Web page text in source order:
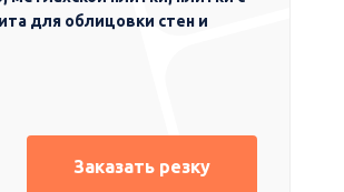
для облицовки стен и
Заказать резку